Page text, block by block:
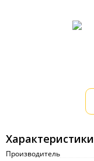
Характеристики
Производитель